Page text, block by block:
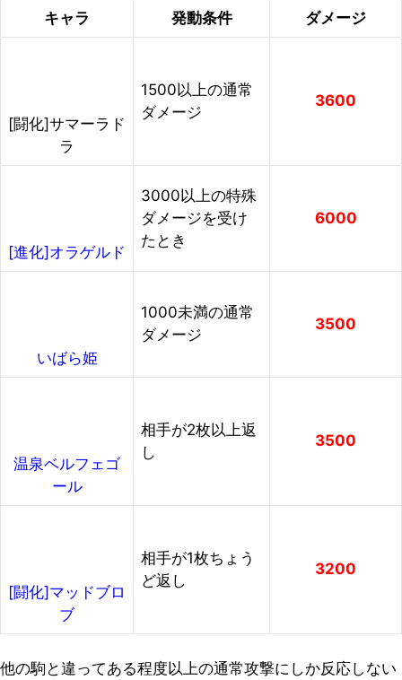
キャラ 発動条件 ダメージ
[闘化]サマーラド
ラ
1500以上の通常
ダメージ
3600
[進化]オラゲルド
3000以上の特殊
ダメージを受け
たとき
6000
いばら姫
1000未満の通常
ダメージ
3500
温泉ベルフェゴ
ール
相手が2枚以上返
し
3500
[闘化]マッドブロ
ブ
相手が1枚ちょう
ど返し
3200
他の駒と違ってある程度以上の通常攻撃にしか反応しない